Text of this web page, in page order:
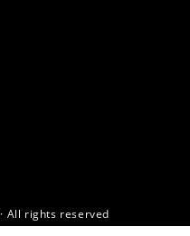
All rights reserved